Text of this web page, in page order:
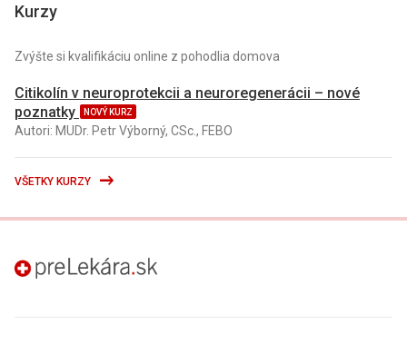
Kurzy
Zvýšte si kvalifikáciu online z pohodlia domova
Citikolín v neuroprotekcii a neuroregenerácii – nové
poznatky
NOVÝ KURZ
Autori: MUDr. Petr Výborný, CSc., FEBO
VŠETKY KURZY
preLekára.sk